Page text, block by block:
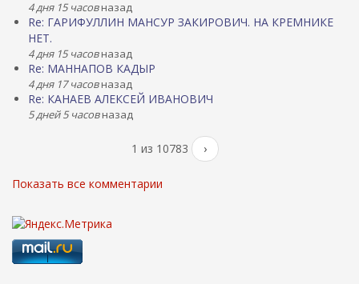
4 дня 15 часовназад
Re: ГАРИФУЛЛИН МАНСУР ЗАКИРОВИЧ. НА КРЕМНИКЕ
НЕТ.
4 дня 15 часовназад
Re: МАННАПОВ КАДЫР
4 дня 17 часовназад
Re: КАНАЕВ АЛЕКСЕЙ ИВАНОВИЧ
5 дней 5 часовназад
1 из 10783 ›
Показать все комментарии